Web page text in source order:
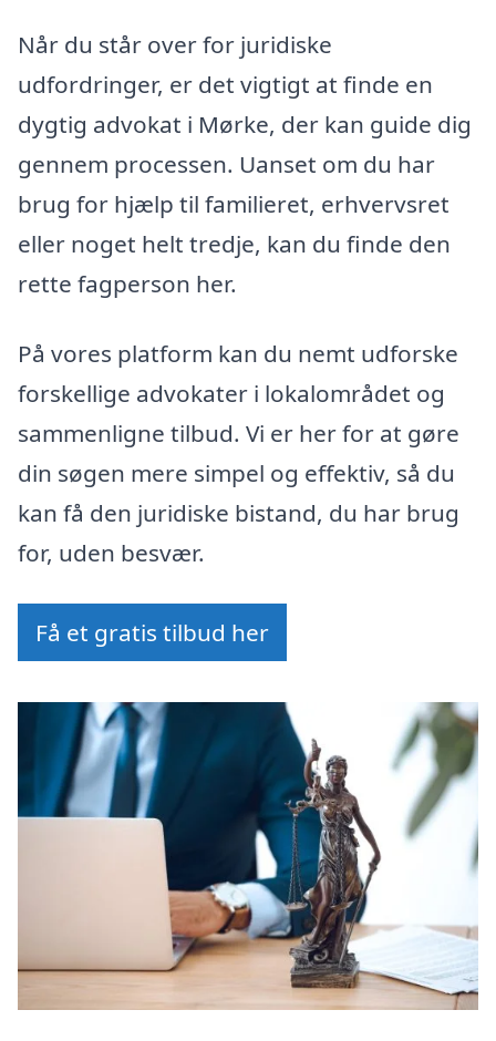
Når du står over for juridiske
udfordringer, er det vigtigt at finde en
dygtig advokat i Mørke, der kan guide dig
gennem processen. Uanset om du har
brug for hjælp til familieret, erhvervsret
eller noget helt tredje, kan du finde den
rette fagperson her.
På vores platform kan du nemt udforske
forskellige advokater i lokalområdet og
sammenligne tilbud. Vi er her for at gøre
din søgen mere simpel og effektiv, så du
kan få den juridiske bistand, du har brug
for, uden besvær.
Få et gratis tilbud her